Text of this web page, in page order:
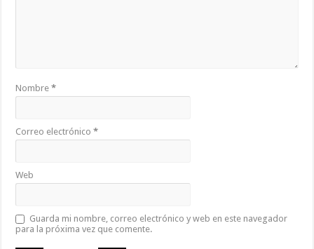
Nombre*
Correo electrónico*
Web
Guarda mi nombre, correo electrónico y web en este navegador
para la próxima vez que comente.